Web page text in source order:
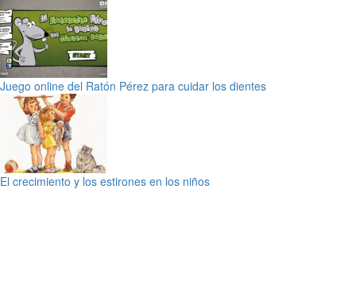
Juego online del Ratón Pérez para cuidar los dientes
El crecimiento y los estirones en los niños